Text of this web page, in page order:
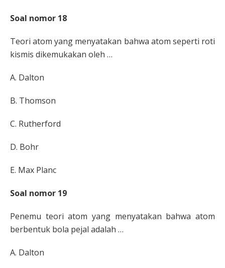
Soal nomor 18
Teori atom yang menyatakan bahwa atom seperti roti
kismis dikemukakan oleh …
A. Dalton
B. Thomson
C. Rutherford
D. Bohr
E. Max Planc
Soal nomor 19
Penemu teori atom yang menyatakan bahwa atom
berbentuk bola pejal adalah …
A. Dalton